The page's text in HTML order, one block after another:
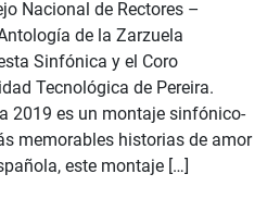
Nacional de Rectores –
de la Zarzuela
Sinfónica y el Coro
Tecnológica de Pereira.
2019 es un montaje sinfónico-
memorables historias de amor
este montaje […]